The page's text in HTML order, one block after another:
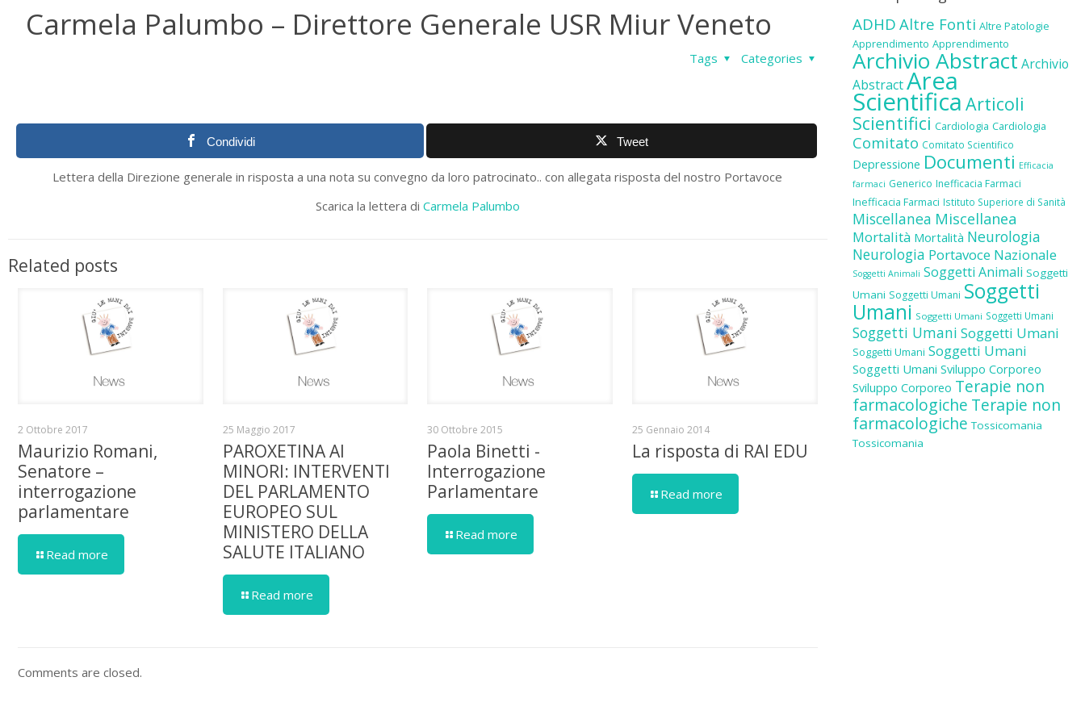
Carmela Palumbo – Direttore Generale USR Miur Veneto
Categories
Tags
Condividi Tweet
Lettera della Direzione generale in risposta a una nota su convegno da loro patrocinato.. con allegata risposta del nostro Portavoce
Scarica la lettera di Carmela Palumbo
Related posts
2 Ottobre 2017
Maurizio Romani,
Senatore –
interrogazione
parlamentare
Read more
25 Maggio 2017
PAROXETINA AI
MINORI: INTERVENTI
DEL PARLAMENTO
EUROPEO SUL
MINISTERO DELLA
SALUTE ITALIANO
Read more
30 Ottobre 2015
Paola Binetti -
Interrogazione
Parlamentare
Read more
25 Gennaio 2014
La risposta di RAI EDU
Read more
Comments are closed.
ADHD Altre Fonti Altre Patologie
Apprendimento Apprendimento
Archivio Abstract Archivio
AbstractArea
Scientifica Articoli
Scientifici Cardiologia Cardiologia
Comitato Comitato Scientifico
Depressione Documenti Efficacia
farmaci Generico Inefficacia Farmaci
Inefficacia Farmaci Istituto Superiore di Sanità
Miscellanea Miscellanea
Mortalità Mortalità Neurologia
Neurologia Portavoce Nazionale
Soggetti Animali Soggetti Animali Soggetti
Umani Soggetti Umani Soggetti
Umani Soggetti Umani Soggetti Umani
Soggetti Umani Soggetti Umani
Soggetti Umani Soggetti Umani
Soggetti Umani Sviluppo Corporeo
Sviluppo Corporeo Terapie non
farmacologiche Terapie non
farmacologiche Tossicomania
Tossicomania